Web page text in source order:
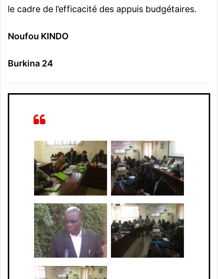
le cadre de l’efficacité des appuis budgétaires.
Noufou KINDO
Burkina 24